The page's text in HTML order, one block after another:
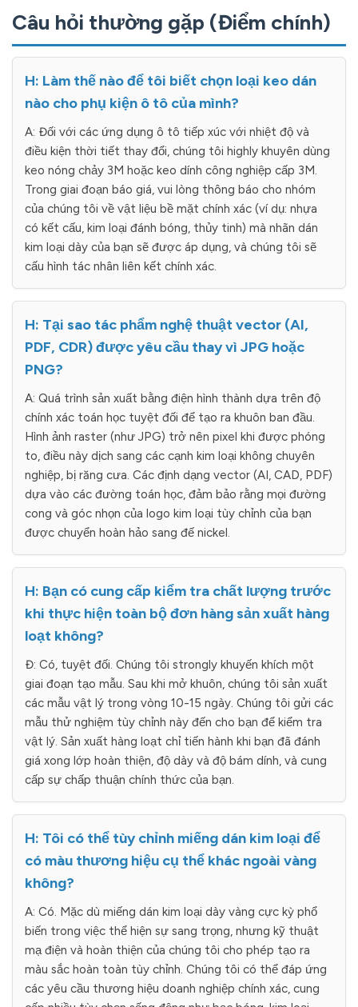
Câu hỏi thường gặp (Điểm chính)
H: Làm thế nào để tôi biết chọn loại keo dán
nào cho phụ kiện ô tô của mình?
A: Đối với các ứng dụng ô tô tiếp xúc với nhiệt độ và
điều kiện thời tiết thay đổi, chúng tôi highly khuyên dùng
keo nóng chảy 3M hoặc keo dính công nghiệp cấp 3M.
Trong giai đoạn báo giá, vui lòng thông báo cho nhóm
của chúng tôi về vật liệu bề mặt chính xác (ví dụ: nhựa
có kết cấu, kim loại đánh bóng, thủy tinh) mà nhãn dán
kim loại dày của bạn sẽ được áp dụng, và chúng tôi sẽ
cấu hình tác nhân liên kết chính xác.
H: Tại sao tác phẩm nghệ thuật vector (AI,
PDF, CDR) được yêu cầu thay vì JPG hoặc
PNG?
A: Quá trình sản xuất bằng điện hình thành dựa trên độ
chính xác toán học tuyệt đối để tạo ra khuôn ban đầu.
Hình ảnh raster (như JPG) trở nên pixel khi được phóng
to, điều này dịch sang các cạnh kim loại không chuyên
nghiệp, bị răng cưa. Các định dạng vector (AI, CAD, PDF)
dựa vào các đường toán học, đảm bảo rằng mọi đường
cong và góc nhọn của logo kim loại tùy chỉnh của bạn
được chuyển hoàn hảo sang đế nickel.
H: Bạn có cung cấp kiểm tra chất lượng trước
khi thực hiện toàn bộ đơn hàng sản xuất hàng
loạt không?
Đ: Có, tuyệt đối. Chúng tôi strongly khuyến khích một
giai đoạn tạo mẫu. Sau khi mở khuôn, chúng tôi sản xuất
các mẫu vật lý trong vòng 10-15 ngày. Chúng tôi gửi các
mẫu thử nghiệm tùy chỉnh này đến cho bạn để kiểm tra
vật lý. Sản xuất hàng loạt chỉ tiến hành khi bạn đã đánh
giá xong lớp hoàn thiện, độ dày và độ bám dính, và cung
cấp sự chấp thuận chính thức của bạn.
H: Tôi có thể tùy chỉnh miếng dán kim loại để
có màu thương hiệu cụ thể khác ngoài vàng
không?
A: Có. Mặc dù miếng dán kim loại dày vàng cực kỳ phổ
biến trong việc thể hiện sự sang trọng, nhưng kỹ thuật
mạ điện và hoàn thiện của chúng tôi cho phép tạo ra
màu sắc hoàn toàn tùy chỉnh. Chúng tôi có thể đáp ứng
các yêu cầu thương hiệu doanh nghiệp chính xác, cung